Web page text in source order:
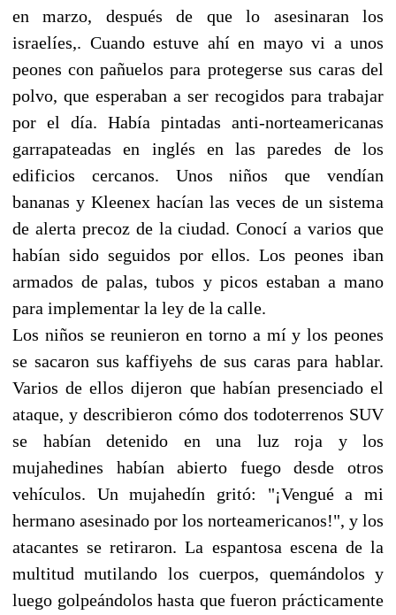
en marzo, después de que lo asesinaran los
israelíes,. Cuando estuve ahí en mayo vi a unos
peones con pañuelos para protegerse sus caras del
polvo, que esperaban a ser recogidos para trabajar
por el día. Había pintadas anti-norteamericanas
garrapateadas en inglés en las paredes de los
edificios cercanos. Unos niños que vendían
bananas y Kleenex hacían las veces de un sistema
de alerta precoz de la ciudad. Conocí a varios que
habían sido seguidos por ellos. Los peones iban
armados de palas, tubos y picos estaban a mano
para implementar la ley de la calle.
Los niños se reunieron en torno a mí y los peones
se sacaron sus kaffiyehs de sus caras para hablar.
Varios de ellos dijeron que habían presenciado el
ataque, y describieron cómo dos todoterrenos SUV
se habían detenido en una luz roja y los
mujahedines habían abierto fuego desde otros
vehículos. Un mujahedín gritó: "¡Vengué a mi
hermano asesinado por los norteamericanos!", y los
atacantes se retiraron. La espantosa escena de la
multitud mutilando los cuerpos, quemándolos y
luego golpeándolos hasta que fueron prácticamente